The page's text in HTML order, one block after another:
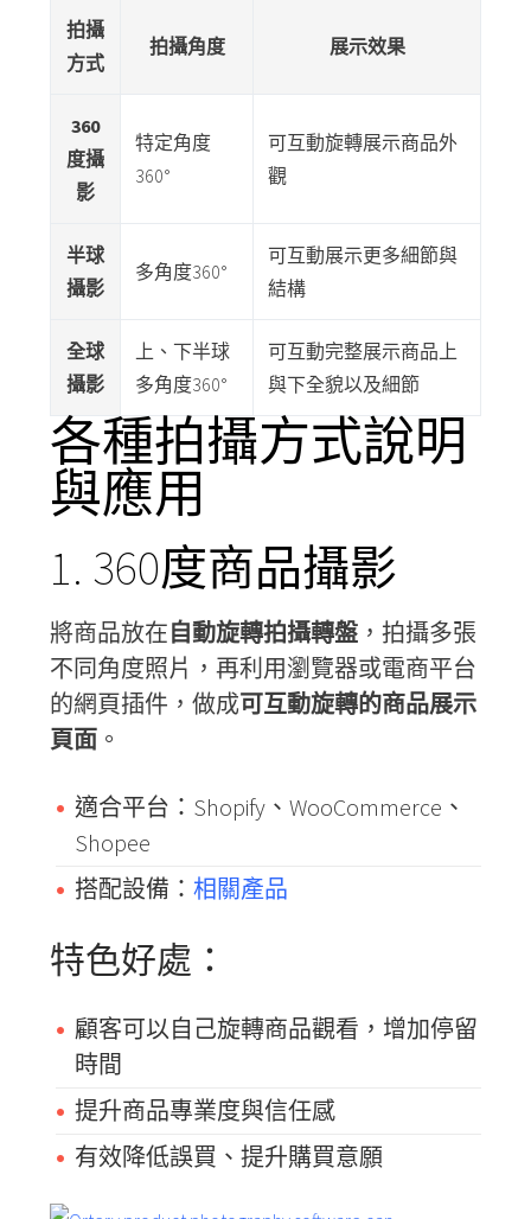
拍攝
方式
拍攝角度 展示效果
360
度攝
影
特定角度
360°
可互動旋轉展示商品外
觀
半球
攝影
多角度360°
可互動展示更多細節與
結構
全球
攝影
上、下半球
多角度360°
可互動完整展示商品上
與下全貌以及細節
各種拍攝方式說明
與應用
1. 360度商品攝影
將商品放在自動旋轉拍攝轉盤 ，拍攝多張
不同角度照片，再利用瀏覽器或電商平台
的網頁插件，做成可互動旋轉的商品展示
頁面 。
適合平台：Shopify、WooCommerce、
Shopee
搭配設備： 相關產品
特色好處：
顧客可以自己旋轉商品觀看，增加停留
時間
提升商品專業度與信任感
有效降低誤買、提升購買意願